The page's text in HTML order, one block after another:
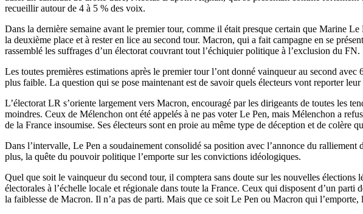
recueillir autour de 4 à 5 % des voix.
Dans la dernière semaine avant le premier tour, comme il était presque certain que Marine Le
la deuxième place et à rester en lice au second tour. Macron, qui a fait campagne en se
rassemblé les suffrages d’un électorat couvrant tout l’échiquier politique à l’exclusion du FN.
Les toutes premières estimations après le premier tour l’ont donné vainqueur au second
plus faible. La question qui se pose maintenant est de savoir quels électeurs vont reporter
L’électorat LR s’oriente largement vers Macron, encouragé par les dirigeants de toutes les
moindres. Ceux de Mélenchon ont été appelés à ne pas voter Le Pen, mais Mélenchon a
de la France insoumise. Ses électeurs sont en proie au même type de déception et de
Dans l’intervalle, Le Pen a soudainement consolidé sa position avec l’annonce du
plus, la quête du pouvoir politique l’emporte sur les convictions idéologiques.
Quel que soit le vainqueur du second tour, il comptera sans doute sur les nouvelles
électorales à l’échelle locale et régionale dans toute la France. Ceux qui disposent d’un
la faiblesse de Macron. Il n’a pas de parti. Mais que ce soit Le Pen ou Macron qui